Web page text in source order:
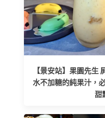
【景安站】果園先生
水不加糖的純果汁，
甜